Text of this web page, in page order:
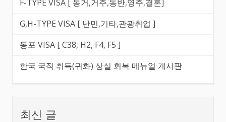
F-TYPE VISA [ 동거,거주,동반,영주,결혼]
G,H-TYPE VISA [ 난민,기타,관광취업 ]
동포 VISA [ C38, H2, F4, F5 ]
한국 국적 취득(귀화) 상실 회복 메뉴얼 게시판
최신 글